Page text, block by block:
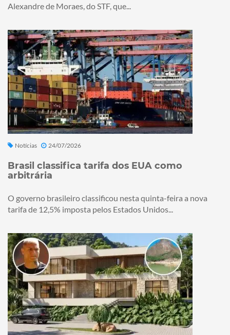
Alexandre de Moraes, do STF, que...
Notícias 24/07/2026
Brasil classifica tarifa dos EUA como
arbitrária
O governo brasileiro classificou nesta quinta-feira a nova
tarifa de 12,5% imposta pelos Estados Unidos...